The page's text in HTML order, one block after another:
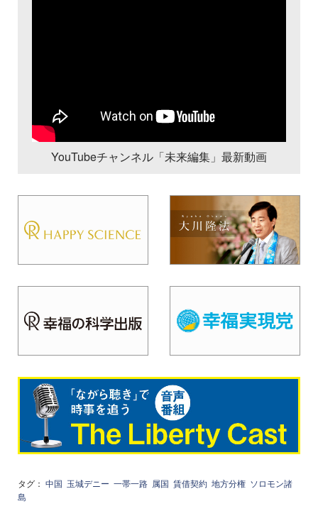
YouTubeチャンネル「未来編集」最新動画
タグ： 中国 玉城デニー 一帯一路 属国 賃借契約 地方分権 ソロモン諸
島